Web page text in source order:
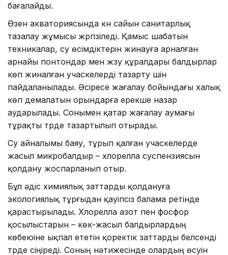
бағалайды.
Өзен акваториясында күн сайын санитарлық
тазалау жұмысы жүргізіледі. Қамыс шабатын
техникалар, су өсімдіктерін жинауға арналған
арнайы понтондар мен жүзу құралдары балдырлар
көп жиналған учаскелерді тазарту үшін
пайдаланылады. Әсіресе жағалау бойындағы халық
көп демалатын орындарға ерекше назар
аударылады. Сонымен қатар жағалау аумағы
тұрақты түрде тазартылып отырады.
Су айналымы баяу, тұрып қалған учаскелерде
жасыл микробалдыр – хлорелла суспензиясын
қолдану жоспарланып отыр.
Бұл әдіс химиялық заттарды қолдануға
экологиялық тұрғыдан қауіпсіз балама ретінде
қарастырылады. Хлорелла азот пен фосфор
қосылыстарын – көк-жасыл балдырлардың
көбеюіне ықпал ететін қоректік заттарды белсенді
түрде сіңіреді. Соның нәтижесінде олардың өсуін